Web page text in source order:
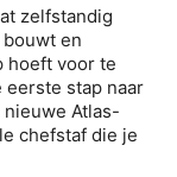
zelfstandig
en
hoeft voor te
eerste stap naar
nieuwe Atlas-
chefstaf die je